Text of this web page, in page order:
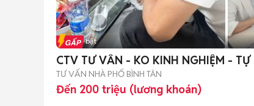
Tin nổi bật
CTV TƯ VẤN - KO KINH NGHIỆM -
TƯ VẤN NHÀ PHỐ BÌNH TÂN
Đến 200 triệu (lương khoán)